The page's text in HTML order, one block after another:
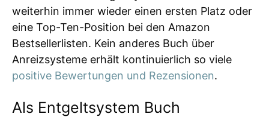
weiterhin immer wieder einen ersten Platz oder
eine Top-Ten-Position bei den Amazon
Bestsellerlisten. Kein anderes Buch über
Anreizsysteme erhält kontinuierlich so viele
positive Bewertungen und Rezensionen.
Als Entgeltsystem Buch